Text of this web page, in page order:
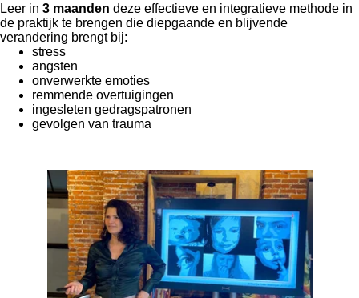
Leer in 3 maanden deze effectieve en integratieve methode in
de praktijk te brengen die diepgaande en blijvende
verandering brengt bij:
stress
angsten
onverwerkte emoties
remmende overtuigingen
ingesleten gedragspatronen
gevolgen van trauma